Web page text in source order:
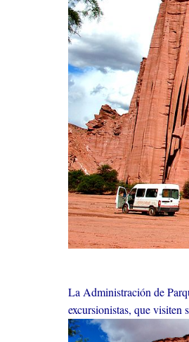
La Administración de
excursionistas, que visiten